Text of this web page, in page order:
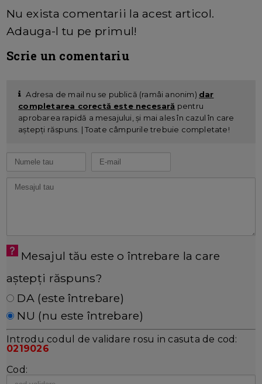
Nu exista comentarii la acest articol.
Adauga-l tu pe primul!
Scrie un comentariu
Adresa de mail nu se publică (ramâi anonim) dar
completarea corectă este necesară pentru
aprobarea rapidă a mesajului, și mai ales în cazul în care
aștepți răspuns. | Toate câmpurile trebuie completate!
Mesajul tău este o întrebare la care
aștepți răspuns?
DA (este întrebare)
NU (nu este întrebare)
Introdu codul de validare rosu in casuta de cod:
0219026
Cod: